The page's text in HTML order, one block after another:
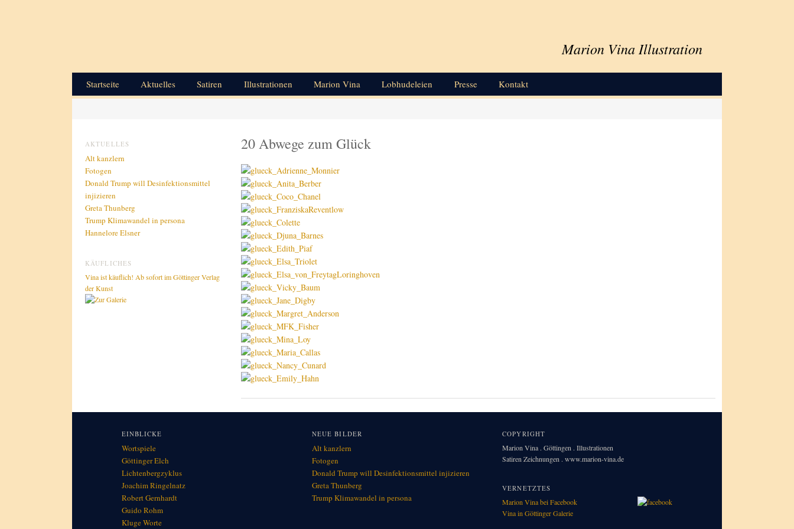
Marion Vina Illustration
HauptmenüZum primären Inhalt springen
Startseite Aktuelles Satiren Illustrationen Marion Vina Lobhudeleien Presse Kontakt
20 Abwege zum Glück
AKTUELLES
Alt kanzlern
Fotogen
Donald Trump will Desinfektionsmittel
injizieren
Greta Thunberg
Trump Klimawandel in per­so­na
Hannelore Elsner
KÄUFLICHES
Vina ist käuflich! Ab sofort im Göttinger Verlag
der Kunst
EINBLICKE
Wortspiele
Göttinger Elch
Lichtenbergzyklus
Joachim Ringelnatz
Robert Gernhardt
Guido Rohm
Kluge Worte
NEUE BILDER
Alt kanzlern
Fotogen
Donald Trump will Desinfektionsmittel injizieren
Greta Thunberg
Trump Klimawandel in per­so­na
COPYRIGHT
Marion Vina . Göttingen . Illustrationen
Satiren Zeichnungen . www.marion-vina.de
VERNETZTES
Marion Vina bei Facebook
Vina in Göttinger Galerie